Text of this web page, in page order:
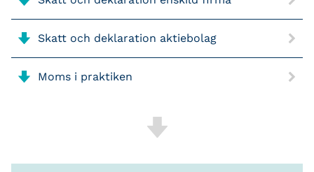
Skatt och deklaration aktiebolag
Moms i praktiken